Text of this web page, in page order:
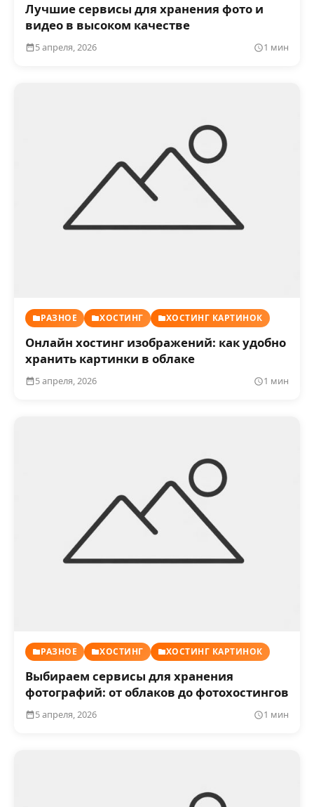
Лучшие сервисы для хранения фото и
видео в высоком качестве
5 апреля, 2026 1 мин
РАЗНОЕ ХОСТИНГ ХОСТИНГ КАРТИНОК
Онлайн хостинг изображений: как удобно
хранить картинки в облаке
5 апреля, 2026 1 мин
РАЗНОЕ ХОСТИНГ ХОСТИНГ КАРТИНОК
Выбираем сервисы для хранения
фотографий: от облаков до фотохостингов
5 апреля, 2026 1 мин